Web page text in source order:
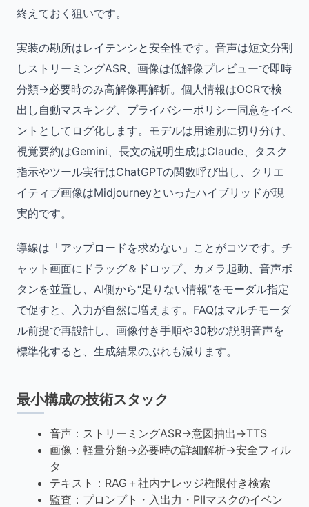
終えておく狙いです。
実装の勘所はレイテンシと安全性です。音声は短文分割
しストリーミングASR、画像は低解像プレビューで即時
分類→必要時のみ高解像再解析。個人情報はOCRで検
出し自動マスキング、プライバシーポリシー同意をイベ
ントとしてログ化します。モデルは用途別に切り分け、
視覚要約はGemini、長文の説明生成はClaude、タスク
指示やツール実行はChatGPTの関数呼び出し、クリエ
イティブ画像はMidjourneyといったハイブリッドが現
実的です。
導線は「アップロードを求めない」ことがコツです。チ
ャット画面にドラッグ＆ドロップ、カメラ起動、音声ボ
タンを並置し、AI側から“足りない情報”をモーダル指定
で促すと、入力が自然に増えます。FAQはマルチモーダ
ル前提で再設計し、画像付き手順や30秒の説明音声を
標準化すると、生成結果のぶれも減ります。
最小構成の技術スタック
音声：ストリーミングASR→意図抽出→TTS
画像：軽量分類→必要時の詳細解析→安全フィル
タ
テキスト：RAG＋社内ナレッジ権限付き検索
監査：プロンプト・入出力・PIIマスクのイベン